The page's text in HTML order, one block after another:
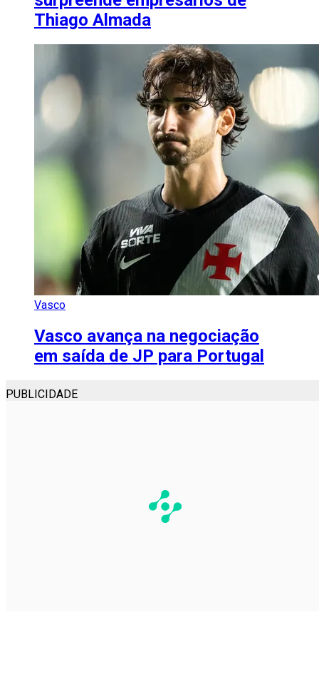
Thiago Almada
Vasco
Vasco avança na negociação
em saída de JP para Portugal
PUBLICIDADE